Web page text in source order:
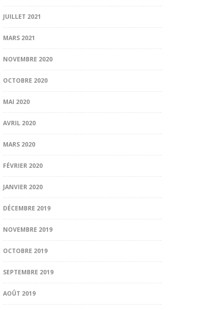
JUILLET 2021
MARS 2021
NOVEMBRE 2020
OCTOBRE 2020
MAI 2020
AVRIL 2020
MARS 2020
FÉVRIER 2020
JANVIER 2020
DÉCEMBRE 2019
NOVEMBRE 2019
OCTOBRE 2019
SEPTEMBRE 2019
AOÛT 2019